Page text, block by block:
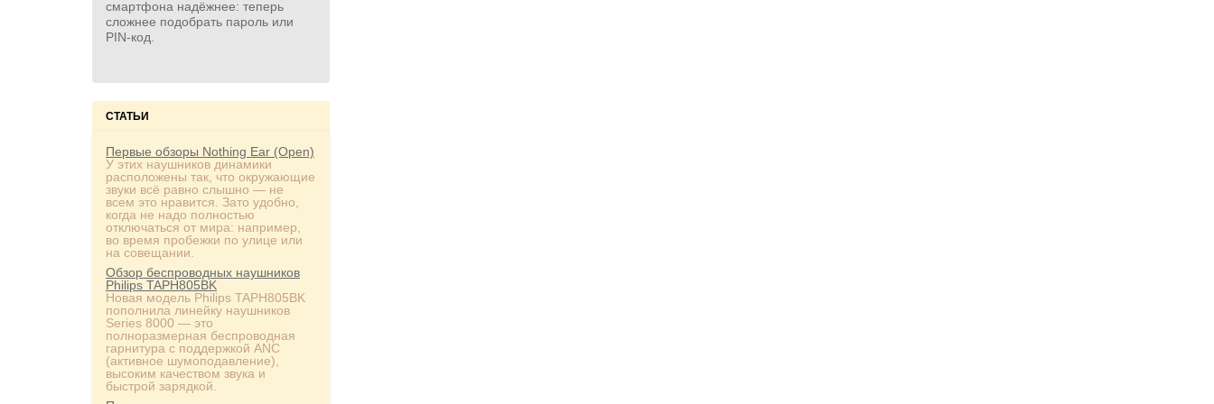
смартфона надёжнее: теперь
сложнее подобрать пароль или
PIN‑код.
СТАТЬИ
Первые обзоры Nothing Ear (Open)
У этих наушников динамики
расположены так, что окружающие
звуки всё равно слышно — не
всем это нравится. Зато удобно,
когда не надо полностью
отключаться от мира: например,
во время пробежки по улице или
на совещании.
Обзор беспроводных наушников
Philips TAPH805BK
Новая модель Philips TAPH805BK
пополнила линейку наушников
Series 8000 — это
полноразмерная беспроводная
гарнитура с поддержкой ANC
(активное шумоподавление),
высоким качеством звука и
быстрой зарядкой.